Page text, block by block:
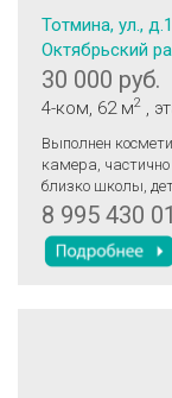
Тотмина, ул.,
Октябрьский
30 000 руб.
4-ком, 62 м2 ,
Выполнен
камера,
близко школы,
Арендная плата
8 995 430